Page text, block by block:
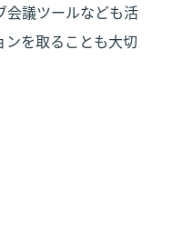
会議ツールなども活
を取ることも大切